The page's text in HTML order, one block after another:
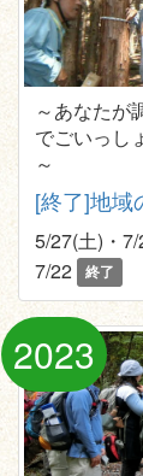
～あなたが
でごいっし
～
[終了]地域
5/27(土)・
7/22
終了
2023